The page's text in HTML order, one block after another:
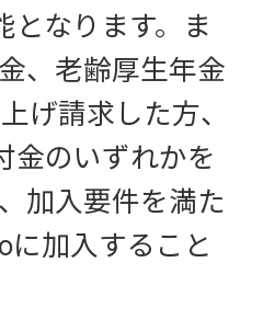
となります。ま
、老齢厚生年金
げ請求した方、
金のいずれかを
加入要件を満た
に加入すること